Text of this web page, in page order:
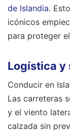
de Islandia.
icónicos
para proteger
Logística y
Conducir en
Las carreteras
y el viento
calzada sin